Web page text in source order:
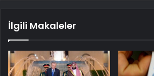
İlgili Makaleler